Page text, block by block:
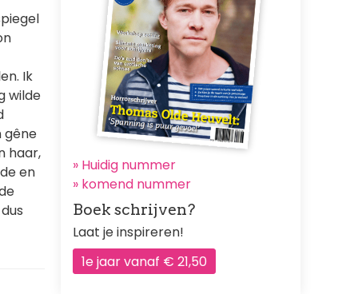
Ik
wilde
gêne
haar,
en
» Huidig nummer
» komend nummer
Boek schrijven?
Laat je inspireren!
1e jaar vanaf € 21,50